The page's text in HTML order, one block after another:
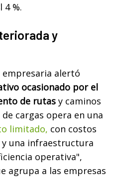
%.
y
alertó
ocasionado por el
de rutas y caminos
cargas opera en una
limitado, con costos
una infraestructura
operativa",
agrupa a las empresas